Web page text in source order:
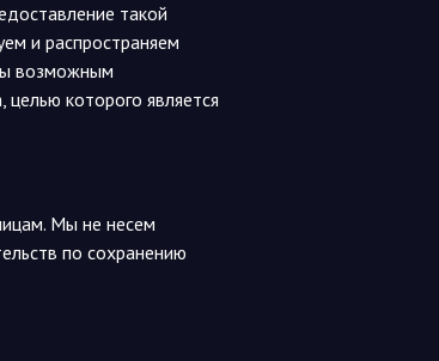
такой
и распространяем
возможным
которого является
Мы не несем
по сохранению